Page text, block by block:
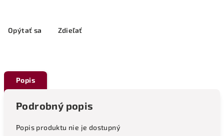
Opýtať sa Zdieľať
Popis
Podrobný popis
Popis produktu nie je dostupný